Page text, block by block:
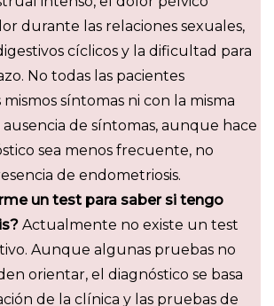
durante las relaciones sexuales,
cíclicos y la dificultad para
No todas las pacientes
síntomas ni con la misma
ausencia de síntomas, aunque hace
sea menos frecuente, no
de endometriosis.
un test para saber si tengo
Actualmente no existe un test
Aunque algunas pruebas no
orientar, el diagnóstico se basa
de la clínica y las pruebas de